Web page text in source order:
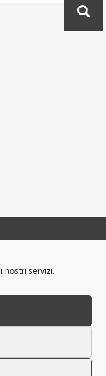
nostri servizi.
Fabrizio & C.
2261
Agenti D’Affari)